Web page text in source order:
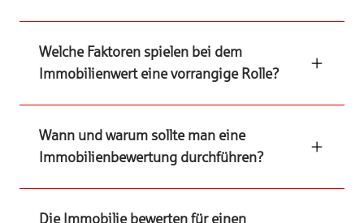
Welche Faktoren spielen bei dem
Immobilienwert eine vorrangige Rolle?
Wann und warum sollte man eine
Immobilienbewertung durchführen?
Die Immobilie bewerten für einen